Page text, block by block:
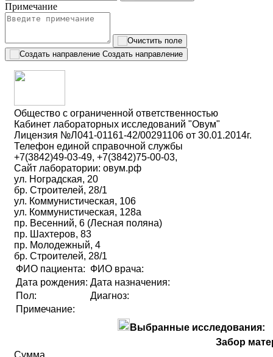
Примечание
Создать направление
Общество с ограниченной ответственностью
Кабинет лабораторных исследований "Овум"
Лицензия №Л041-01161-42/00291106 от 30.01.2014г.
Телефон единой справочной службы
+7(3842)49-03-49, +7(3842)75-00-03,
Сайт лаборатории: овум.рф
ул. Ноградская, 20
бр. Строителей, 28/1
ул. Коммунистическая, 106
ул. Коммунистическая, 128а
пр. Весенний, 6 (Лесная поляна)
пр. Шахтеров, 83
пр. Молодежный, 4
бр. Строителей, 28/1
ФИО пациента: ФИО врача:
Дата рождения: Дата назначения:
Пол:
Диагноз:
Примечание:
Выбранные исследования:
Забор
Сумма